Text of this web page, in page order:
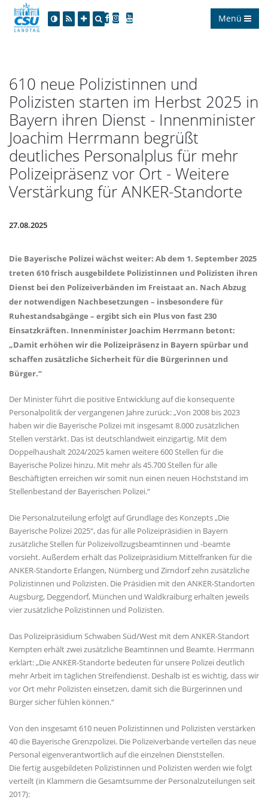
Menü
610 neue Polizistinnen und
Polizisten starten im Herbst 2025 in
Bayern ihren Dienst - Innenminister
Joachim Herrmann begrüßt
deutliches Personalplus für mehr
Polizeipräsenz vor Ort - Weitere
Verstärkung für ANKER-Standorte
27.08.2025
Die Bayerische Polizei wächst weiter: Ab dem 1. September 2025
treten 610 frisch ausgebildete Polizistinnen und Polizisten ihren
Dienst bei den Polizeiverbänden im Freistaat an. Nach Abzug
der notwendigen Nachbesetzungen – insbesondere für
Ruhestandsabgänge – ergibt sich ein Plus von fast 230
Einsatzkräften. Innenminister Joachim Herrmann betont:
Damit erhöhen wir die Polizeipräsenz in Bayern spürbar und
schaffen zusätzliche Sicherheit für die Bürgerinnen und
Bürger.“
Der Minister führt die positive Entwicklung auf die konsequente
Personalpolitik der vergangenen Jahre zurück: „Von 2008 bis 2023
haben wir die Bayerische Polizei mit insgesamt 8.000 zusätzlichen
Stellen verstärkt. Das ist deutschlandweit einzigartig. Mit dem
Doppelhaushalt 2024/2025 kamen weitere 600 Stellen für die
Bayerische Polizei hinzu. Mit mehr als 45.700 Stellen für alle
Beschäftigten erreichen wir somit nun einen neuen Höchststand im
Stellenbestand der Bayerischen Polizei.“
Die Personalzuteilung erfolgt auf Grundlage des Konzepts „Die
Bayerische Polizei 2025“, das für alle Polizeipräsidien in Bayern
zusätzliche Stellen für Polizeivollzugsbeamtinnen und -beamte
vorsieht. Außerdem erhält das Polizeipräsidium Mittelfranken für die
ANKER-Standorte Erlangen, Nürnberg und Zirndorf zehn zusätzliche
Polizistinnen und Polizisten. Die Präsidien mit den ANKER-Standorten
Augsburg, Deggendorf, München und Waldkraiburg erhalten jeweils
vier zusätzliche Polizistinnen und Polizisten.
Das Polizeipräsidium Schwaben Süd/West mit dem ANKER-Standort
Kempten erhält zwei zusätzliche Beamtinnen und Beamte. Herrmann
erklärt: „Die ANKER-Standorte bedeuten für unsere Polizei deutlich
mehr Arbeit im täglichen Streifendienst. Deshalb ist es wichtig, dass wir
vor Ort mehr Polizisten einsetzen, damit sich die Bürgerinnen und
Bürger sicher fühlen können.“
Von den insgesamt 610 neuen Polizistinnen und Polizisten verstärken
40 die Bayerische Grenzpolizei. Die Polizeiverbände verteilen das neue
Personal eigenverantwortlich auf die einzelnen Dienststellen.
Die fertig ausgebildeten Polizistinnen und Polizisten werden wie folgt
verteilt (in Klammern die Gesamtsumme der Personalzuteilungen seit
2017):